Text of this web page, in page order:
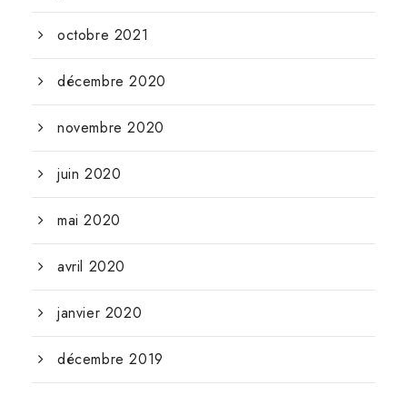
octobre 2021
décembre 2020
novembre 2020
juin 2020
mai 2020
avril 2020
janvier 2020
décembre 2019